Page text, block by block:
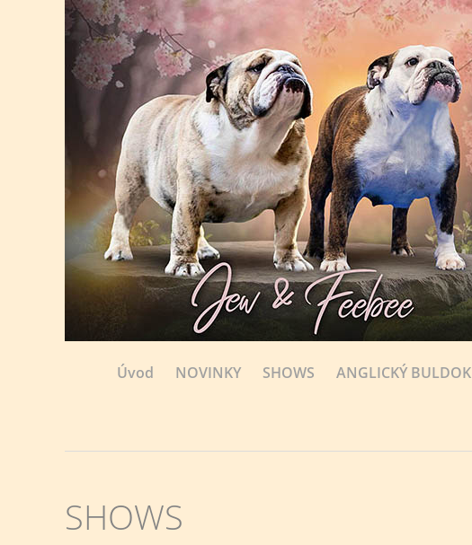
Úvod NOVINKY SHOWS ANGLICKÝ BULDOK
SHOWS